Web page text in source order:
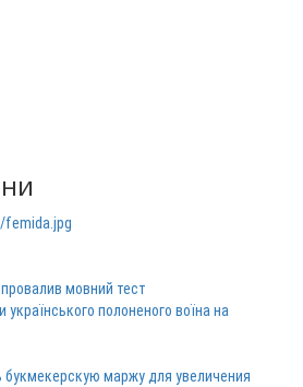
мовний тест
українського полоненого воїна на
букмекерскую маржу для увеличения